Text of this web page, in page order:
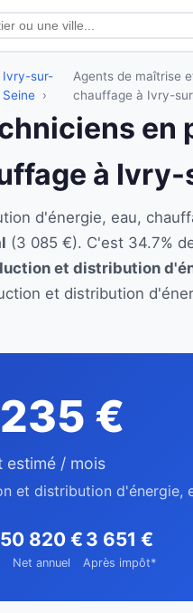
Ivry-sur-
Seine
Agents de maîtrise
chauffage à Ivry-
en
à
d'énergie, eau,
(3 085 €). C'est 34.7%
et distribution
et distribution
€
estimé / mois
et distribution d'énergie,
50 820 €
Net annuel
3 651 €
Après impôt*